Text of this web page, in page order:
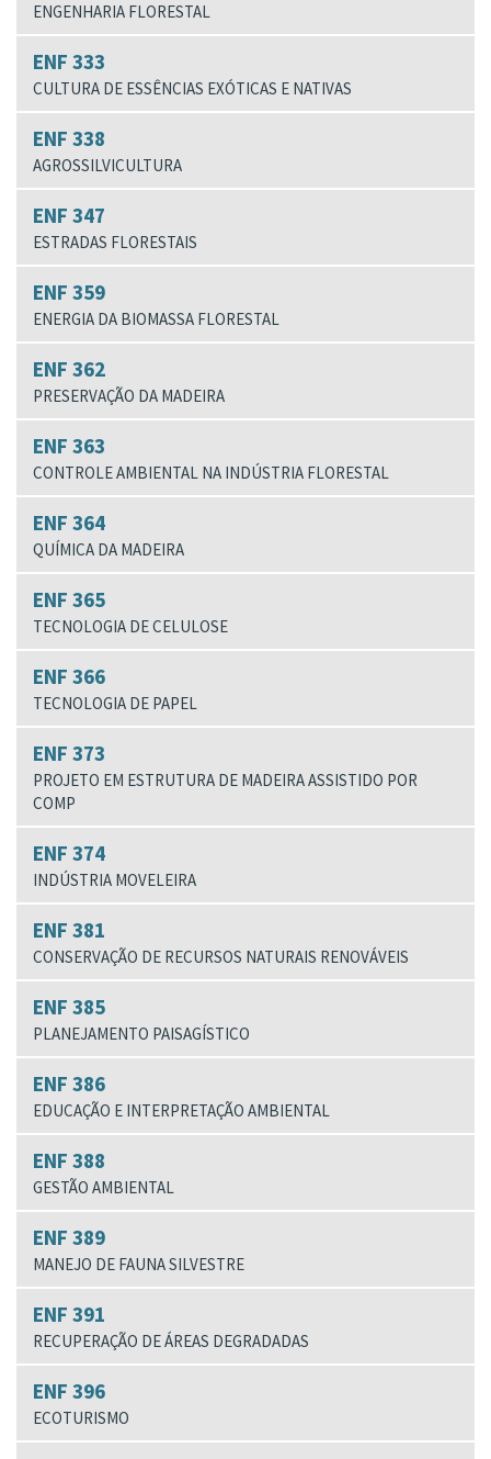
ENGENHARIA FLORESTAL
ENF 333
CULTURA DE ESSÊNCIAS EXÓTICAS E NATIVAS
ENF 338
AGROSSILVICULTURA
ENF 347
ESTRADAS FLORESTAIS
ENF 359
ENERGIA DA BIOMASSA FLORESTAL
ENF 362
PRESERVAÇÃO DA MADEIRA
ENF 363
CONTROLE AMBIENTAL NA INDÚSTRIA FLORESTAL
ENF 364
QUÍMICA DA MADEIRA
ENF 365
TECNOLOGIA DE CELULOSE
ENF 366
TECNOLOGIA DE PAPEL
ENF 373
PROJETO EM ESTRUTURA DE MADEIRA ASSISTIDO POR
COMP
ENF 374
INDÚSTRIA MOVELEIRA
ENF 381
CONSERVAÇÃO DE RECURSOS NATURAIS RENOVÁVEIS
ENF 385
PLANEJAMENTO PAISAGÍSTICO
ENF 386
EDUCAÇÃO E INTERPRETAÇÃO AMBIENTAL
ENF 388
GESTÃO AMBIENTAL
ENF 389
MANEJO DE FAUNA SILVESTRE
ENF 391
RECUPERAÇÃO DE ÁREAS DEGRADADAS
ENF 396
ECOTURISMO